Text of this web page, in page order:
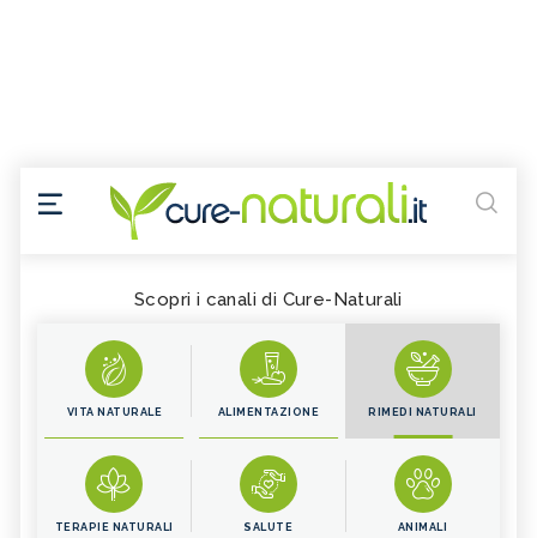
Scopri i canali di Cure-Naturali
VITA NATURALE ALIMENTAZIONE RIMEDI NATURALI
TERAPIE NATURALI SALUTE ANIMALI